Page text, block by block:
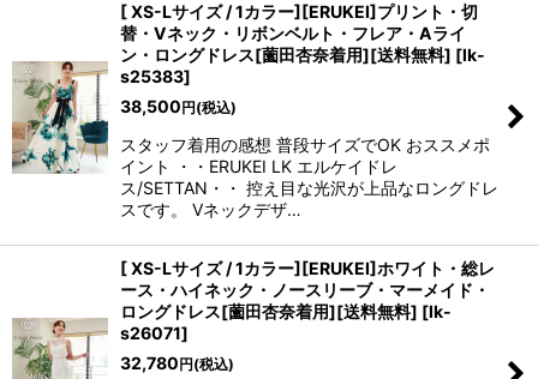
[ XS-Lサイズ / 1カラー][ERUKEI]プリント・切
替・Vネック・リボンベルト・フレア・Aライ
ン・ロングドレス[薗田杏奈着用][送料無料] [lk-
s25383]
38,500円(税込)
スタッフ着用の感想 普段サイズでOK おススメポ
イント ・・ERUKEI LK エルケイドレ
ス/SETTAN・・ 控え目な光沢が上品なロングドレ
スです。 Vネックデザ…
[ XS-Lサイズ / 1カラー][ERUKEI]ホワイト・総レ
ース・ハイネック・ノースリーブ・マーメイド・
ロングドレス[薗田杏奈着用][送料無料] [lk-
s26071]
32,780円(税込)